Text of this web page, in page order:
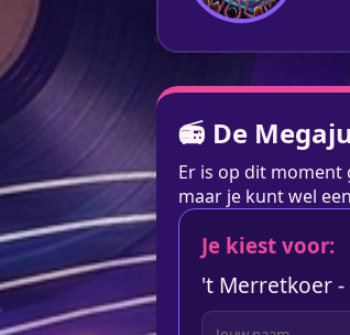
📻 De
Er is op dit moment
maar je kunt wel
Je kiest voor:
't Merretkoer -